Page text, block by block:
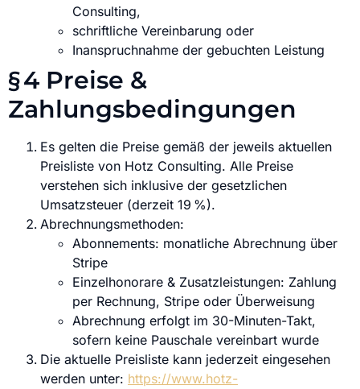
Consulting,
schriftliche Vereinbarung oder
Inanspruchnahme der gebuchten Leistung
§ 4 Preise &
Zahlungsbedingungen
Es gelten die Preise gemäß der jeweils aktuellen
Preisliste von Hotz Consulting. Alle Preise
verstehen sich inklusive der gesetzlichen
Umsatzsteuer (derzeit 19 %).
Abrechnungsmethoden:
Abonnements: monatliche Abrechnung über
Stripe
Einzelhonorare & Zusatzleistungen: Zahlung
per Rechnung, Stripe oder Überweisung
Abrechnung erfolgt im 30-Minuten-Takt,
sofern keine Pauschale vereinbart wurde
Die aktuelle Preisliste kann jederzeit eingesehen
werden unter: https://www.hotz-